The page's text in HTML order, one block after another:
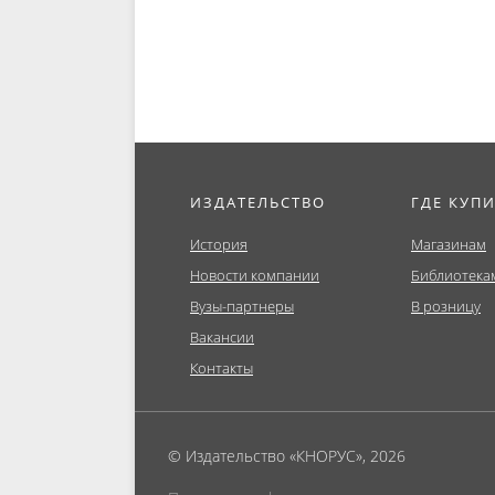
ИЗДАТЕЛЬСТВО
История
Новости компании
Вузы-партнеры
Вакансии
Контакты
ГДЕ
Магазинам
В розницу
© Издательство «КНОРУС», 2026